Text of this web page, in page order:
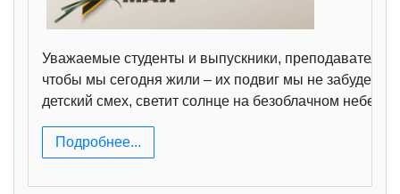
Уважаемые студенты и выпускники, преподаватели
чтобы мы сегодня жили – их подвиг мы не забудем!
детский смех, светит солнце на безоблачном небе.
Подробнее...